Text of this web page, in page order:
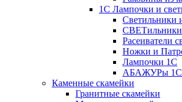
1С Лампочки и
Светильники
Расеиватели
Ножки и
Лампочки 1С
АБАЖУРы 1С
Каменные скамейки
Гранитные скамейки